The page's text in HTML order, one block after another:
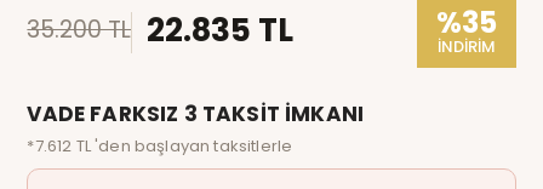
35.200 TL 22.835 TL %35
İNDİRİM
VADE FARKSIZ 3 TAKSİT İMKANI
*7.612 TL 'den başlayan taksitlerle